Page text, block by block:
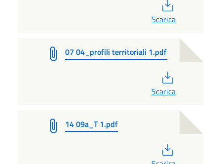
Scarica
07 04_profili territoriali 1.pdf
Scarica
14 09a_T 1.pdf